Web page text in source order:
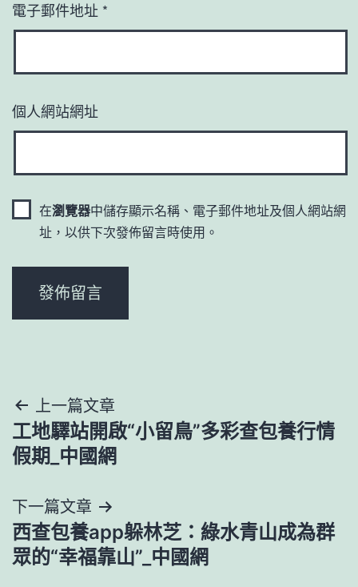
電子郵件地址 *
個人網站網址
在瀏覽器中儲存顯示名稱、電子郵件地址及個人網站網
址，以供下次發佈留言時使用。
文
章
覽
上一篇文章
工地驛站開啟“小留鳥”多彩查包養行情
假期_中國網
下一篇文章
西查包養app躲林芝：綠水青山成為群
眾的“幸福靠山”_中國網